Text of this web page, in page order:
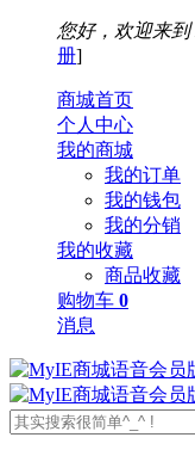
您好，欢迎来到
册]
商城首页
个人中心
我的商城
我的订单
我的钱包
我的分销
我的收藏
商品收藏
购物车 0
消息